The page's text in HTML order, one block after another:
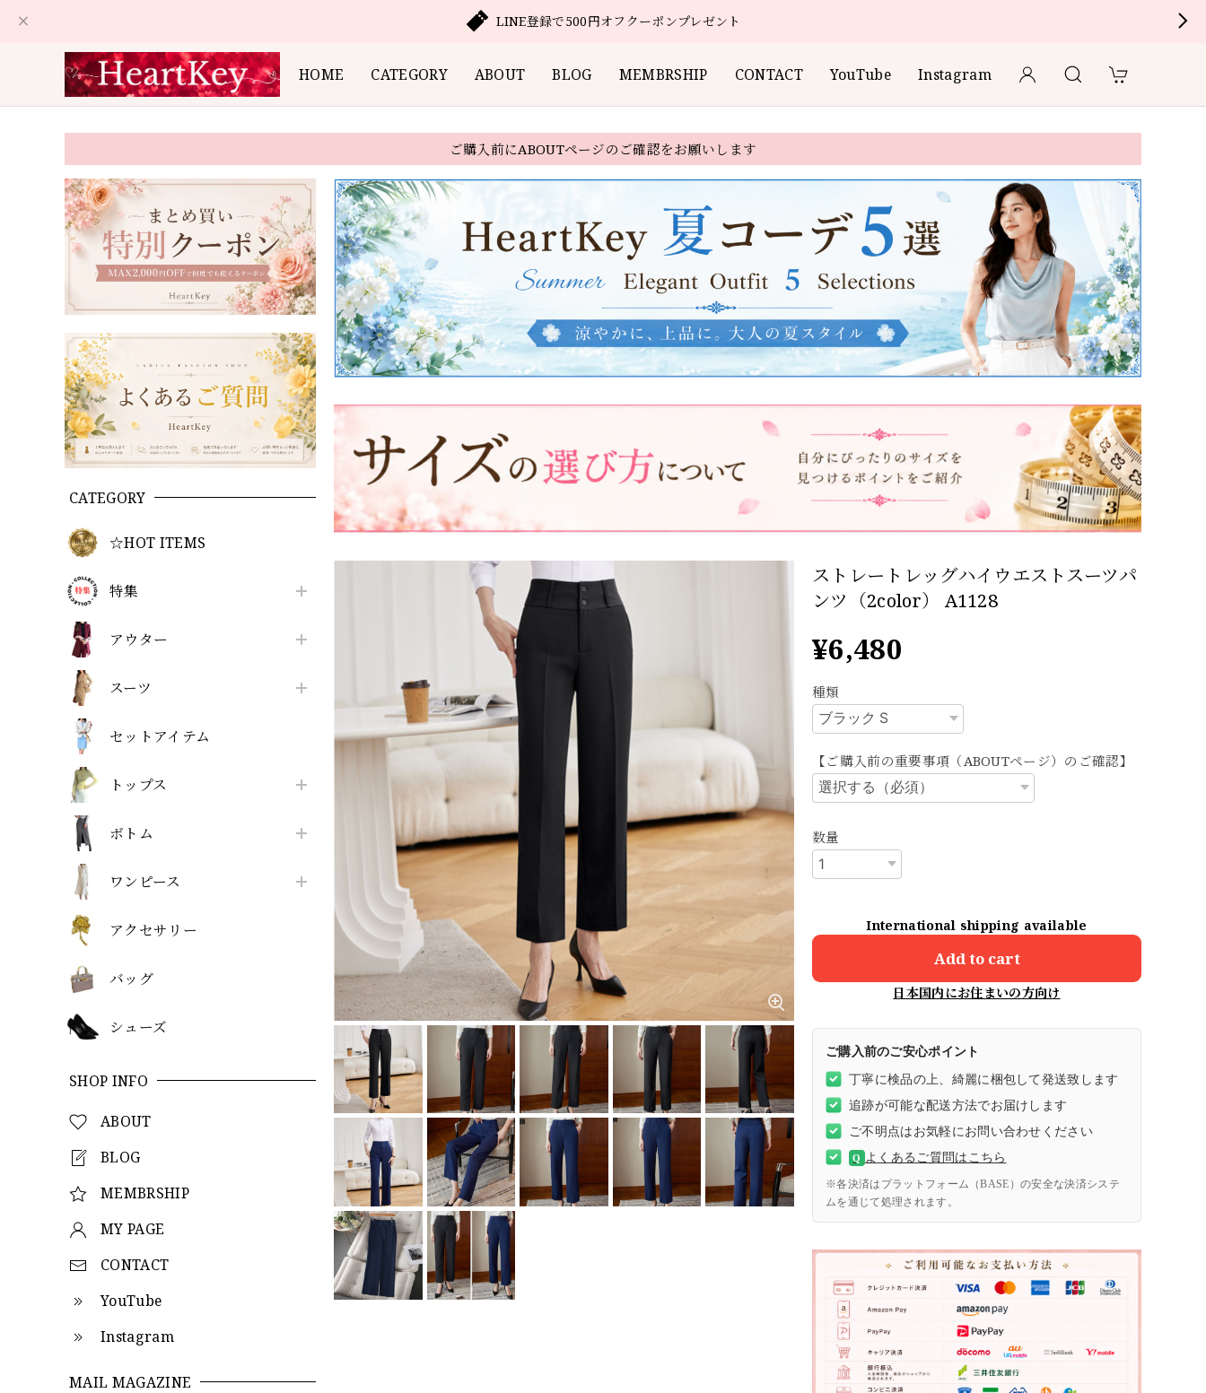
LINE登録で500円オフクーポンプレゼント
HOME CATEGORY ABOUT BLOG MEMBRSHIP CONTACT YouTube Instagram
ご購入前にABOUTページのご確認をお願いします
CATEGORY
☆HOT ITEMS
特集
アウター
スーツ
セットアイテム
トップス
ボトム
ワンピース
アクセサリー
バッグ
シューズ
SHOP INFO
ABOUT
BLOG
MEMBRSHIP
MY PAGE
CONTACT
YouTube
Instagram
MAIL MAGAZINE
ストレートレッグハイウエストスーツパ
ンツ（2color） A1128
¥6,480
種類
【ご購入前の重要事項（ABOUTページ）のご確認】
数量
International shipping available
Add to cart
日本国内にお住まいの方向け
ご購入前のご安心ポイント
丁寧に検品の上、綺麗に梱包して発送致します
追跡が可能な配送方法でお届けします
ご不明点はお気軽にお問い合わせください
Q よくあるご質問はこちら
※各決済はプラットフォーム（BASE）の安全な決済システ
ムを通じて処理されます。